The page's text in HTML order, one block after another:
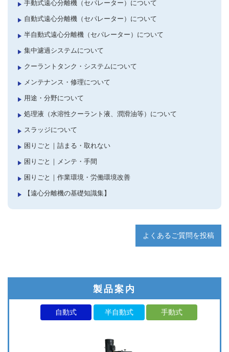
手動式遠心分離機（セパレーター）について
自動式遠心分離機（セパレーター）について
半自動式遠心分離機（セパレーター）について
集中濾過システムについて
クーラントタンク・システムについて
メンテナンス・修理について
用途・分野について
処理液（水溶性クーラント液、潤滑油等）について
スラッジについて
困りごと｜詰まる・取れない
困りごと｜メンテ・手間
困りごと｜作業環境・労働環境改善
【遠心分離機の基礎知識集】
よくあるご質問を投稿
製品案内
自動式 半自動式 手動式